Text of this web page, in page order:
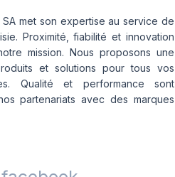
SA met son expertise au service de
Proximité, fiabilité et innovation
mission. Nous proposons une
et solutions pour tous vos
Qualité et performance sont
partenariats avec des marques